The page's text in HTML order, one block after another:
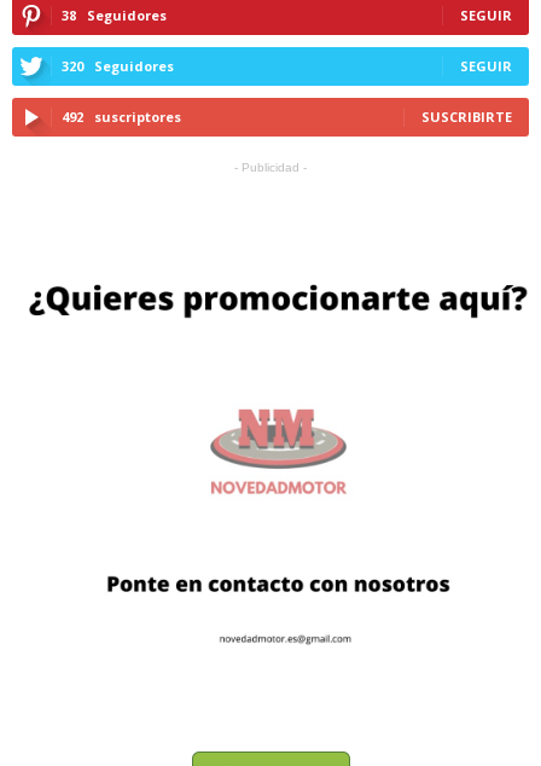
38 Seguidores SEGUIR
320 Seguidores SEGUIR
492 suscriptores SUSCRIBIRTE
- Publicidad -